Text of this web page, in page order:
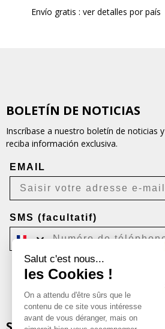
Envío gratis : ver detalles por país
BOLETÍN DE NOTICIAS
Inscríbase a nuestro boletín de noticias y
reciba información exclusiva.
EMAIL
SMS (facultatif)
Je m'inscris
Désabonnement possible à tout moment.
Salut c'est nous...
les Cookies !
On a attendu d'être sûrs que le
contenu de ce site vous intéresse
avant de vous déranger, mais on